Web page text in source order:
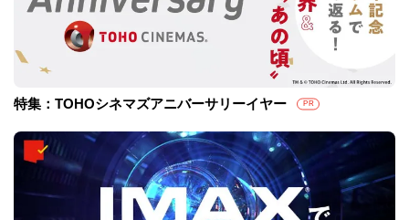
特集：TOHOシネマズアニバーサリーイヤー PR